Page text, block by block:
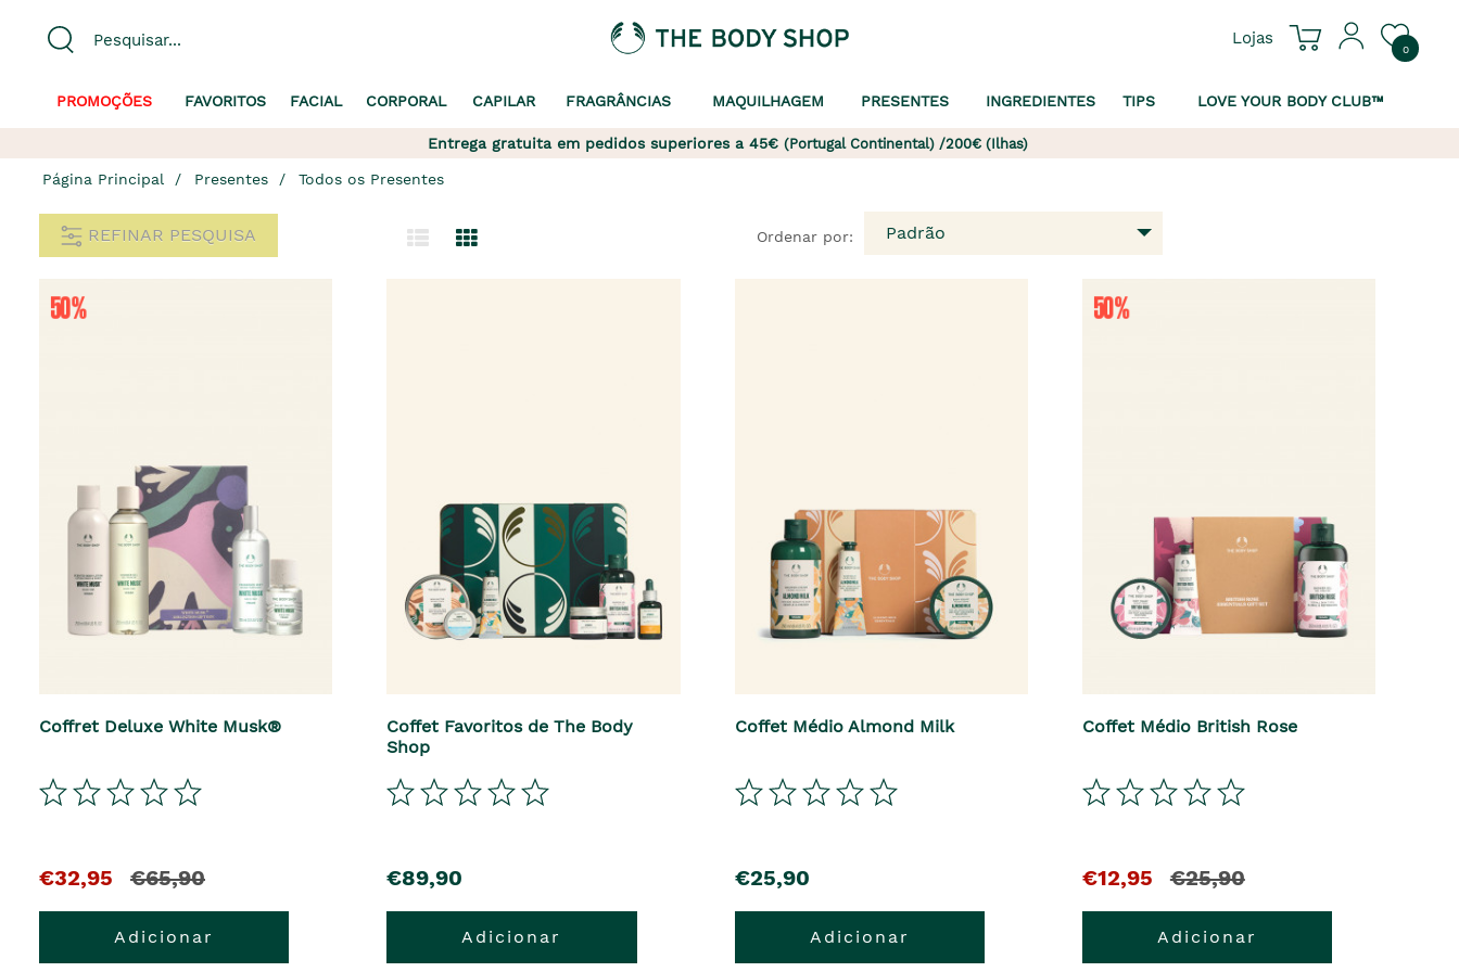
Lojas
0
PROMOÇÕES FAVORITOS FACIAL CORPORAL CAPILAR FRAGRÂNCIAS MAQUILHAGEM PRESENTES INGREDIENTES TIPS LOVE YOUR BODY CLUB™
Entrega gratuita em pedidos superiores a 45€ (Portugal Continental) /200€ (Ilhas)
Página Principal Presentes Todos os Presentes
REFINAR PESQUISA Ordenar por: Padrão
Coffret Deluxe White Musk®
El
precio
€32,95
el
precio
€65,90
Adicionar
Coffet Favoritos de The Body
Shop
precio
€89,90
Adicionar
Coffet Médio Almond Milk
precio
€25,90
Adicionar
Coffet Médio British Rose
El
precio
€12,95
y
el
precio
€25,90
Adicionar